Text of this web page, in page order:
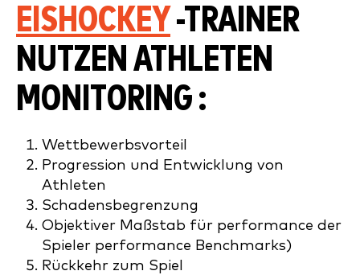
EISHOCKEY-TRAINER
NUTZEN ATHLETEN
MONITORING :
Wettbewerbsvorteil
Progression und Entwicklung von
Athleten
Schadensbegrenzung
Objektiver Maßstab für performance der
Spieler performance Benchmarks)
Rückkehr zum Spiel